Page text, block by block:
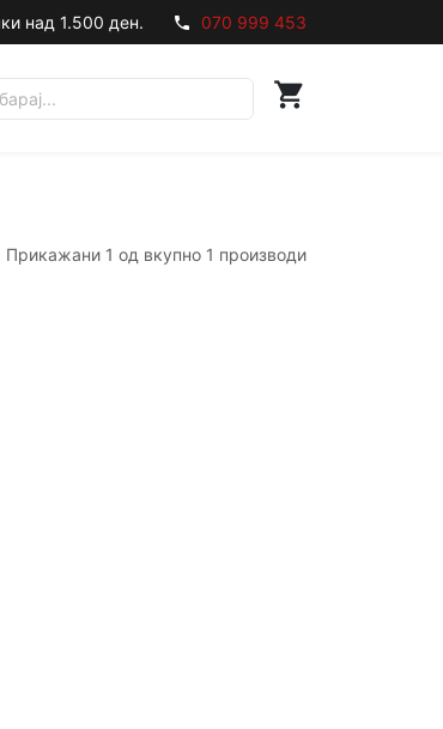
над 1.500 ден. phone 070 999 453
shopping_cart
Прикажани 1 од вкупно 1 производи